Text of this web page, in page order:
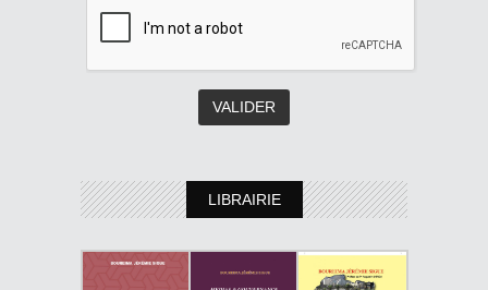
LIBRAIRIE